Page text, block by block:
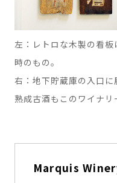
左：レトロな木製の看
時のもの。
右：地下貯蔵庫の入口
熟成古酒もこのワイナリ
Marquis